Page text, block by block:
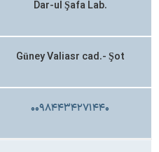
Dar-ul Şafa Lab.
Güney Valiasr cad.- Şot
۰۰۹۸۴۴۳۴۲۷۱۴۴۰